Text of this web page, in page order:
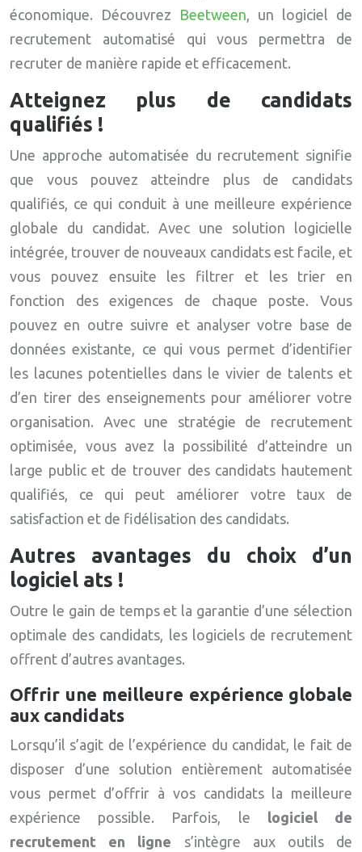
économique. Découvrez Beetween, un logiciel de
recrutement automatisé qui vous permettra de
recruter de manière rapide et efficacement.
Atteignez plus de candidats
qualifiés !
Une approche automatisée du recrutement signifie
que vous pouvez atteindre plus de candidats
qualifiés, ce qui conduit à une meilleure expérience
globale du candidat. Avec une solution logicielle
intégrée, trouver de nouveaux candidats est facile, et
vous pouvez ensuite les filtrer et les trier en
fonction des exigences de chaque poste. Vous
pouvez en outre suivre et analyser votre base de
données existante, ce qui vous permet d’identifier
les lacunes potentielles dans le vivier de talents et
d’en tirer des enseignements pour améliorer votre
organisation. Avec une stratégie de recrutement
optimisée, vous avez la possibilité d’atteindre un
large public et de trouver des candidats hautement
qualifiés, ce qui peut améliorer votre taux de
satisfaction et de fidélisation des candidats.
Autres avantages du choix d’un
logiciel ats !
Outre le gain de temps et la garantie d’une sélection
optimale des candidats, les logiciels de recrutement
offrent d’autres avantages.
Offrir une meilleure expérience globale
aux candidats
Lorsqu’il s’agit de l’expérience du candidat, le fait de
disposer d’une solution entièrement automatisée
vous permet d’offrir à vos candidats la meilleure
expérience possible. Parfois, le logiciel de
recrutement en ligne s’intègre aux outils de